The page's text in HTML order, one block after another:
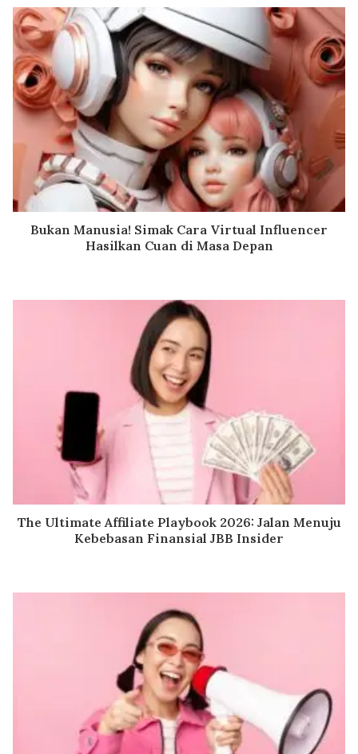
Bukan Manusia! Simak Cara Virtual Influencer
Hasilkan Cuan di Masa Depan
The Ultimate Affiliate Playbook 2026: Jalan Menuju
Kebebasan Finansial JBB Insider